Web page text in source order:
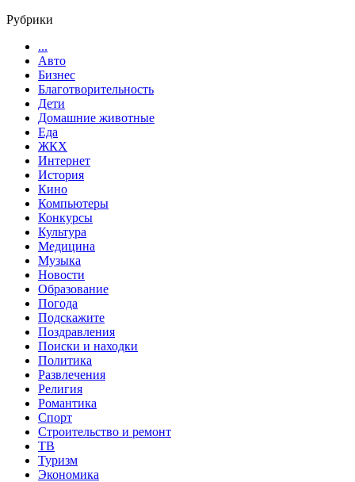
Рубрики
...
Авто
Бизнес
Благотворительность
Дети
Домашние животные
Еда
ЖКХ
Интернет
История
Кино
Компьютеры
Конкурсы
Культура
Медицина
Музыка
Новости
Образование
Погода
Подскажите
Поздравления
Поиски и находки
Политика
Развлечения
Религия
Романтика
Спорт
Строительство и ремонт
ТВ
Туризм
Экономика